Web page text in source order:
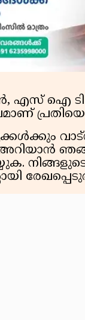
എസ് ഐ ടി
നിങ്ങളുടെ